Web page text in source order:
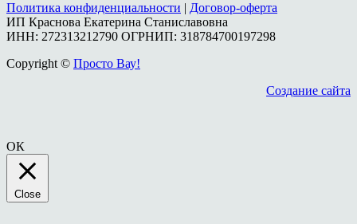
Политика конфиденциальности | Договор-оферта
ИП Краснова Екатерина Станиславовна
ИНН: 272313212790 ОГРНИП: 318784700197298
Copyright © Просто Вау!
Создание сайта
ОК
Close